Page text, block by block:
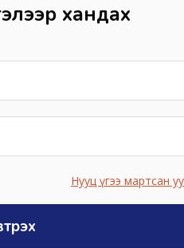
хандах
Нууц үгээ мартсан